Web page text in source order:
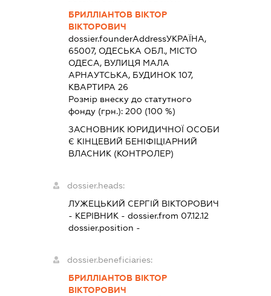
БРИЛЛІАНТОВ ВІКТОР
ВІКТОРОВИЧ
dossier.founderAddressУКРАЇНА,
65007, ОДЕСЬКА ОБЛ., МІСТО
ОДЕСА, ВУЛИЦЯ МАЛА
АРНАУТСЬКА, БУДИНОК 107,
КВАРТИРА 26
Розмір внеску до статутного
фонду (грн.): 200 (100 %)
ЗАСНОВНИК ЮРИДИЧНОЇ ОСОБИ
Є КІНЦЕВИЙ БЕНІФІЦІАРНИЙ
ВЛАСНИК (КОНТРОЛЕР)
dossier.heads:
ЛУЖЕЦЬКИЙ СЕРГІЙ ВІКТОРОВИЧ
- КЕРІВНИК - dossier.from 07.12.12
dossier.position -
dossier.beneficiaries:
БРИЛЛІАНТОВ ВІКТОР
ВІКТОРОВИЧ